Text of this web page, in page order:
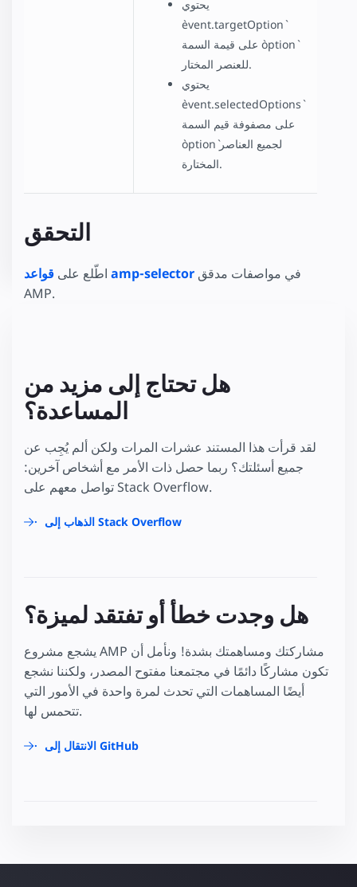
يحتوي
`event.targetOption`
على قيمة السمة `option`
للعنصر المختار.
يحتوي
`event.selectedOptions`
على مصفوفة قيم السمة
`option` لجميع العناصر
المختارة.
التحقق
اطّلع على قواعد amp-selector
AMP.
هل تحتاج إلى مزيد من
المساعدة؟
لقد قرأت هذا المستند عشرات المرات ولكن ألم يُجِب عن
جميع أسئلتك؟ ربما حصل ذات الأمر مع أشخاص آخرين:
تواصل معهم على Stack Overflow.
الذهاب إلى Stack Overflow
هل وجدت خطأ أو تفتقد لميزة؟
يشجع مشروع AMP مشاركتك ومساهمتك بشدة! ونأمل أن
تكون مشاركًا دائمًا في مجتمعنا مفتوح المصدر، ولكننا نشجع
أيضًا المساهمات التي تحدث لمرة واحدة في الأمور التي
تتحمس لها.
الانتقال إلى GitHub